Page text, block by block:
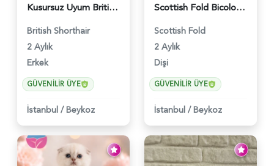
Kusursuz Uyum British Shorthair Bi Color Erkek - 6011
British Shorthair
2 Aylık
Erkek
GÜVENILIR ÜYE
İstanbul / Beykoz
Scottish Fold Bicolor Lilac Dişi - 6014
Scottish Fold
2 Aylık
Dişi
GÜVENILIR ÜYE
İstanbul / Beykoz